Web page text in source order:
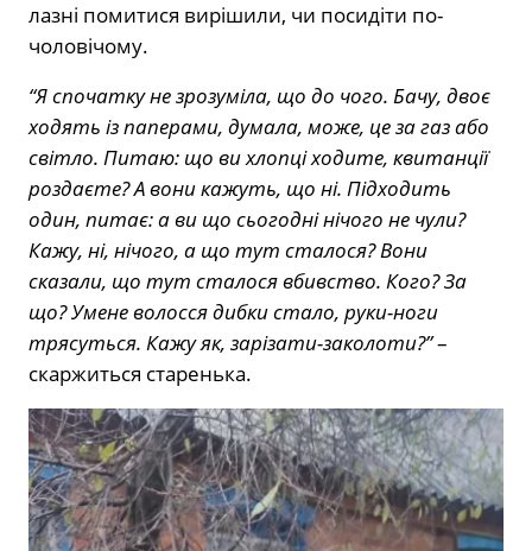
лазні помитися вирішили, чи посидіти по-
чоловічому.
“Я спочатку не зрозуміла, що до чого. Бачу, двоє
ходять із паперами, думала, може, це за газ або
світло. Питаю: що ви хлопці ходите, квитанції
роздаєте? А вони кажуть, що ні. Підходить
один, питає: а ви що сьогодні нічого не чули?
Кажу, ні, нічого, а що тут сталося? Вони
сказали, що тут сталося вбивство. Кого? За
що? Умене волосся дибки стало, руки-ноги
трясуться. Кажу як, зарізати-заколоти?”–
скаржиться старенька.